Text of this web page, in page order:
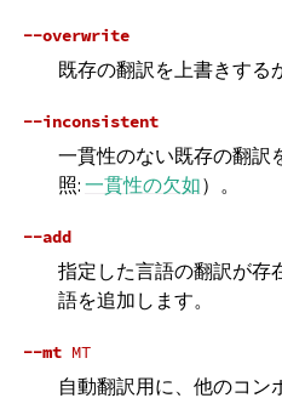
--overwrite
既存の翻訳を上書きする
--inconsistent
一貫性のない既存の翻訳
照:一貫性の欠如）。
--add
指定した言語の翻訳が存
語を追加します。
--mt MT
自動翻訳用に、他のコン